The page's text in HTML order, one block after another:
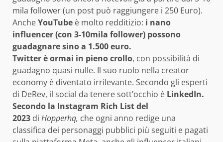
mila follower (un post può raggiungere i 250 Euro).
AncheYouTube è molto redditizio: i nano
influencer (con 3-10mila follower) possono
guadagnare sino a 1.500 euro.
Twitter è ormai in pieno crollo, con possibilità di
guadagno quasi nulle. Il suo ruolo nella creator
economy è diventato irrilevante. Secondo gli esperti
di DeRev, il social da tenere sott’occhio è LinkedIn.
Secondo la Instagram Rich List del
2023 di Hopperhq, che ogni anno redige una
classifica dei personaggi pubblici più seguiti e pagati